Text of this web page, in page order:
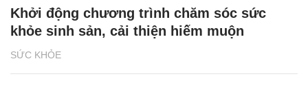
SỨC KHỎE
Khởi động chương trình chăm sóc sức
khỏe sinh sản, cải thiện hiếm muộn